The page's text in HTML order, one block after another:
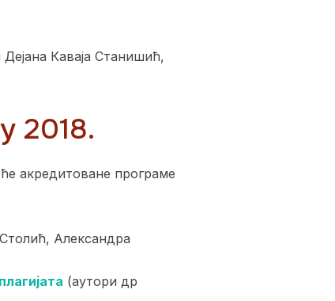
Дејана Каваја Станишић,
2018.
акредитоване програме
Александра
(аутори др